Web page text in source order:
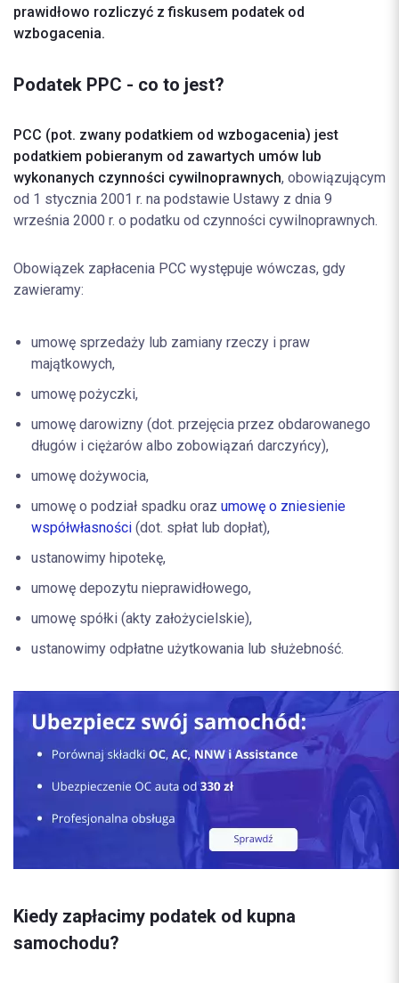
prawidłowo rozliczyć z fiskusem podatek od
wzbogacenia.
Podatek PPC - co to jest?
PCC (pot. zwany podatkiem od wzbogacenia) jest
podatkiem pobieranym od zawartych umów lub
wykonanych czynności cywilnoprawnych, obowiązującym
od 1 stycznia 2001 r. na podstawie Ustawy z dnia 9
września 2000 r. o podatku od czynności cywilnoprawnych.
Obowiązek zapłacenia PCC występuje wówczas, gdy
zawieramy:
umowę sprzedaży lub zamiany rzeczy i praw
majątkowych,
umowę pożyczki,
umowę darowizny (dot. przejęcia przez obdarowanego
długów i ciężarów albo zobowiązań darczyńcy),
umowę dożywocia,
umowę o podział spadku oraz umowę o zniesienie
współwłasności (dot. spłat lub dopłat),
ustanowimy hipotekę,
umowę depozytu nieprawidłowego,
umowę spółki (akty założycielskie),
ustanowimy odpłatne użytkowania lub służebność.
Kiedy zapłacimy podatek od kupna
samochodu?